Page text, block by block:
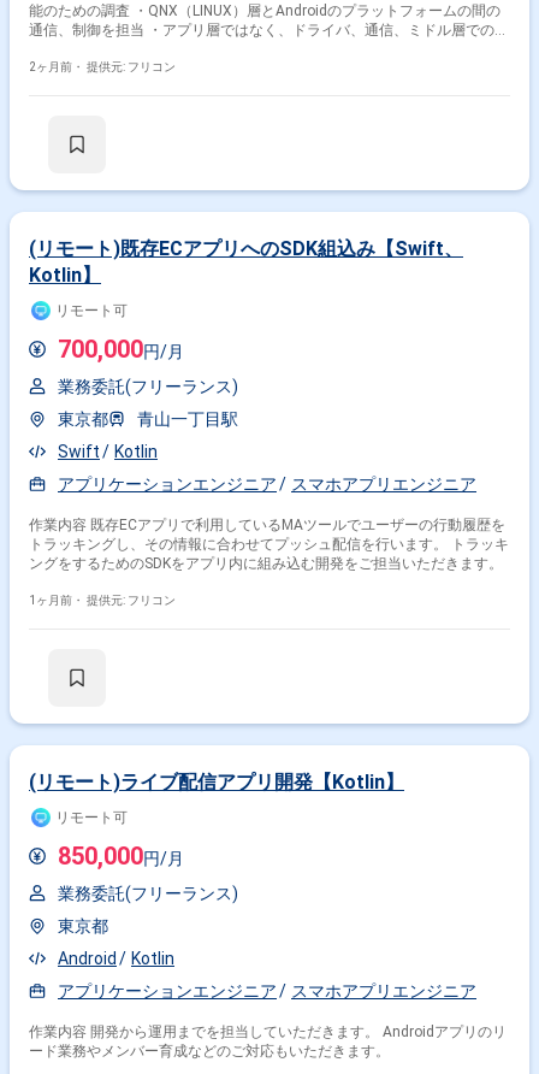
能のための調査 ・QNX（LINUX）層とAndroidのプラットフォームの間の
通信、制御を担当 ・アプリ層ではなく、ドライバ、通信、ミドル層での開
2ヶ月前・ 提供元: フリコン
(リモート)既存ECアプリへのSDK組込み【Swift、
Kotlin】
リモート可
700,000円/月
業務委託(フリーランス)
東京都
青山一丁目駅
Swift
Kotlin
アプリケーションエンジニア
スマホアプリエンジニア
作業内容 既存ECアプリで利用しているMAツールでユーザーの行動履歴を
トラッキングし、その情報に合わせてプッシュ配信を行います。 トラッキ
ングをするためのSDKをアプリ内に組み込む開発をご担当いただきます。
1ヶ月前・ 提供元: フリコン
(リモート)ライブ配信アプリ開発【Kotlin】
リモート可
850,000円/月
業務委託(フリーランス)
東京都
Android
Kotlin
アプリケーションエンジニア
スマホアプリエンジニア
作業内容 開発から運用までを担当していただきます。 Androidアプリのリ
ード業務やメンバー育成などのご対応もいただきます。
その他開発言語・スキルから探す
Android iOS
その他の職種から探す
ネイティブアプリエンジニア
サーバーサイドエンジニア
フロントエンドエンジニア
バックエンドエンジニア